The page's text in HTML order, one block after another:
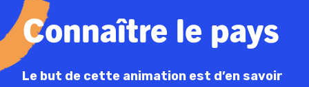
Connaître le pays
Le but de cette animation est d’en savoir